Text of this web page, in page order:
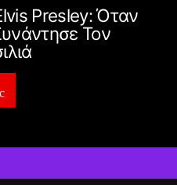
Presley: Όταν
Τον